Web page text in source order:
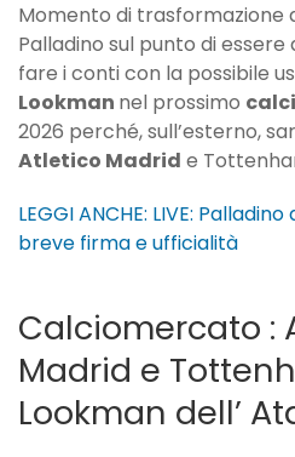
Momento di trasformazione
Palladino sul punto di
fare i conti con la possibile
Lookman nel prossimo
2026 perché, sull’esterno,
Atletico Madrid e
LEGGI ANCHE: LIVE:
breve firma e ufficialità
Calciomercato :
Madrid e
Lookman dell’